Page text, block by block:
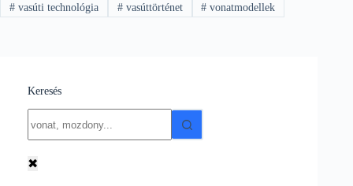
#vasúti technológia #vasúttörténet # vonatmodellek
Keresés
results
✖